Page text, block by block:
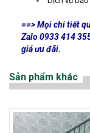
==> Mọi chi tiết
Zalo 0933 414
giá ưu đãi.
Sản phẩm khác